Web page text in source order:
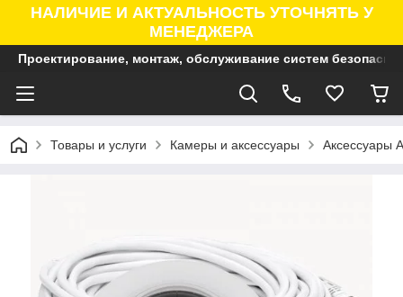
НАЛИЧИЕ И АКТУАЛЬНОСТЬ УТОЧНЯТЬ У
МЕНЕДЖЕРА
Проектирование, монтаж, обслуживание систем
Товары и услуги Камеры и аксессуары Аксессуары